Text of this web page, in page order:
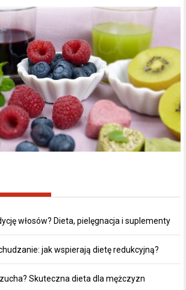
włosów? Dieta, pielęgnacja i suplementy
jak wspierają dietę redukcyjną?
Skuteczna dieta dla mężczyzn